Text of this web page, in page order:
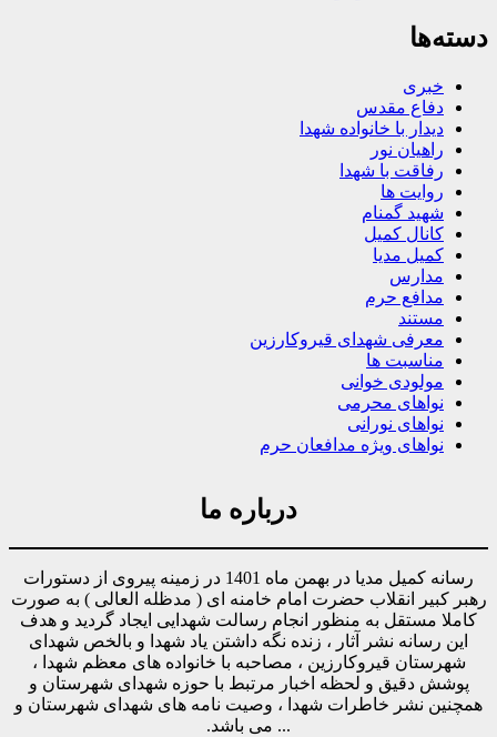
دسته‌ها
خبری
دفاع مقدس
دیدار با خانواده شهدا
راهیان نور
رفاقت با شهدا
روایت ها
شهید گمنام
کانال کمیل
کمیل مدیا
مدارس
مدافع حرم
مستند
معرفی شهدای قیروکارزین
مناسبت ها
مولودی خوانی
نواهای محرمی
نواهای نورانی
نواهای ویژه مدافعان حرم
درباره ما
رسانه کمیل مدیا در بهمن ماه 1401 در زمینه پیروی از دستورات
رهبر کبیر انقلاب حضرت امام خامنه ای ( مدظله العالی ) به صورت
کاملا مستقل به منظور انجام رسالت شهدایی ایجاد گردید و هدف
این رسانه نشر آثار ، زنده نگه داشتن یاد شهدا و بالخص شهدای
شهرستان قیروکارزین ، مصاحبه با خانواده های معظم شهدا ،
پوشش دقیق و لحظه اخبار مرتبط با حوزه شهدای شهرستان و
همچنین نشر خاطرات شهدا ، وصیت نامه های شهدای شهرستان و
... می باشد.